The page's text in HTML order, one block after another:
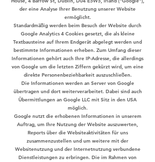
der eine Analyse Ihrer Benutzung unserer Website
ermöglicht.
Standardmäßig werden beim Besuch der Website durch
Google Analytics 4 Cookies gesetzt, die als kleine
Textbausteine auf Ihrem Endgerät abgelegt werden und
bestimmte Informationen erheben. Zum Umfang dieser
Informationen gehört auch Ihre IP-Adresse, die allerdings
von Google um die letzten Ziffern gekürzt wird, um eine
direkte Personenbeziehbarkeit auszuschließen.
Die Informationen werden an Server von Google
übertragen und dort weiterverarbeitet. Dabei sind auch
Übermittlungen an Google LLC mit Sitz in den USA
möglich.
Google nutzt die erhobenen Informationen in unserem
Auftrag, um Ihre Nutzung der Website auszuwerten,
Reports über die Websiteaktivitäten für uns
zusammenzustellen und um weitere mit der
Websitenutzung und der Internetnutzung verbundene
Dienstleistungen zu erbringen. Die im Rahmen von